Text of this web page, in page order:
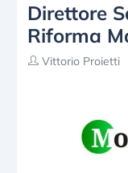
Direttore
Riforma
Vittorio Proietti